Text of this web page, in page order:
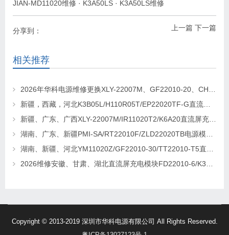
JIAN-MD11020维修 · K3A50LS · K3A50LS维修
上一篇 下一篇
分享到：
相关推荐
2026年华科电源维修更换XLY-22007M、GF22010-20、CHR-22020直流屏充电模块
新疆，西藏，河北K3B05L/H110R05T/EP22020TF-G直流屏充电模块维修更换
新疆、广东、广西XLY-22007M/IR11020T2/K6A20直流屏充电模块维修更换
湖南、广东、新疆PMI-SA/RT22010F/ZLD22020TB电源模块维修更换
湖南、新疆、河北YM11020Z/GF22010-30/TT22010-T5直流屏充电模块维修更换
2026维修安徽、甘肃、湖北直流屏充电模块FD22010-6/K3B20L/GF22010-10
Copyright © 2013-2019 深圳市华科电源有限公司 All Rights Reserved.